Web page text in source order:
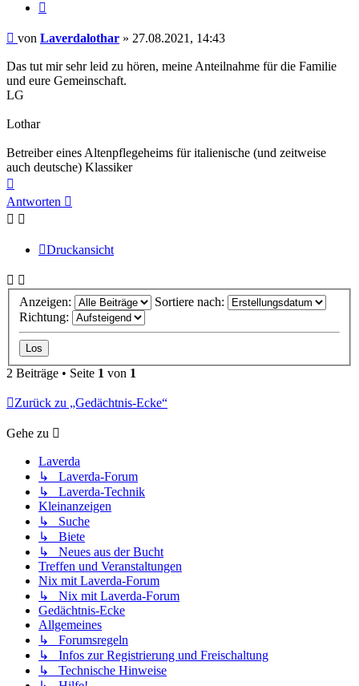
Beitrag
von Laverdalothar » 27.08.2021, 14:43
Das tut mir sehr leid zu hören, meine Anteilnahme für die Familie
und eure Gemeinschaft.
LG
Lothar
Betreiber eines Altenpflegeheims für italienische (und zeitweise
auch deutsche) Klassiker
oben
Antworten
Druckansicht
Anzeigen:
Sortiere nach:
Richtung:
2 Beiträge • Seite 1 von 1
Zurück zu „Gedächtnis-Ecke“
Gehe zu
Laverda
↳ Laverda-Forum
↳ Laverda-Technik
Kleinanzeigen
↳ Suche
↳ Biete
↳ Neues aus der Bucht
Treffen und Veranstaltungen
Nix mit Laverda-Forum
↳ Nix mit Laverda-Forum
Gedächtnis-Ecke
Allgemeines
↳ Forumsregeln
↳ Infos zur Registrierung und Freischaltung
↳ Technische Hinweise